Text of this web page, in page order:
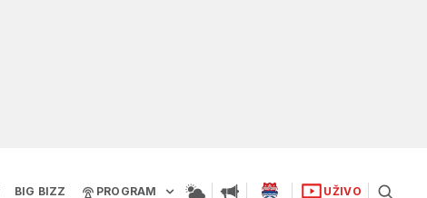
BIG BIZZ PROGRAM UŽIVO